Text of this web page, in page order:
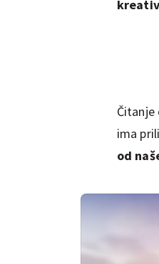
ima
od